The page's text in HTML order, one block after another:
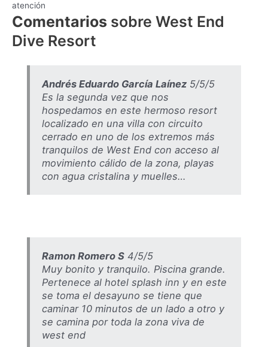
atención
Comentarios sobre West End
Dive Resort
Andrés Eduardo García Laínez5/5/5
Es la segunda vez que nos
hospedamos en este hermoso resort
localizado en una villa con circuito
cerrado en uno de los extremos más
tranquilos de West End con acceso al
movimiento cálido de la zona, playas
con agua cristalina y muelles…
Ramon Romero S4/5/5
Muy bonito y tranquilo. Piscina grande.
Pertenece al hotel splash inn y en este
se toma el desayuno se tiene que
caminar 10 minutos de un lado a otro y
se camina por toda la zona viva de
west end